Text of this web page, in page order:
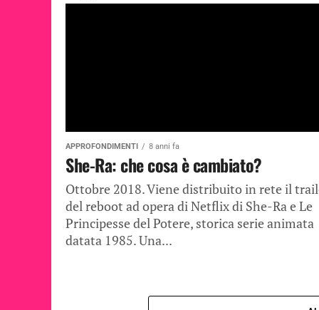
con...
APPROFONDIMENTI 8 anni fa
She-Ra: che cosa è cambiato?
Ottobre 2018. Viene distribuito in rete il
del reboot ad opera di Netflix di She-Ra e Le
Principesse del Potere, storica serie animata
datata 1985. Una...